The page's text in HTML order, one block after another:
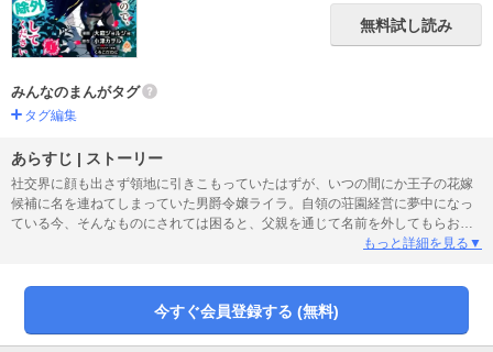
無料試し読み
みんなのまんがタグ
タグ編集
あらすじ | ストーリー
社交界に顔も出さず領地に引きこもっていたはずが、いつの間にか王子の花嫁
候補に名を連ねてしまっていた男爵令嬢ライラ。自領の荘園経営に夢中になっ
ている今、そんなものにされては困ると、父親を通じて名前を外してもらおう
とするが失敗。それどころか正体不明の花嫁候補を見極めるために、検分役の
満喫していきたいライラは、王子の花嫁候補から除外してもらうため頑張るの
だが……長靴と麦わら帽子を愛する地味男爵令嬢が、恋を振りきるつもりが振
り回される王道恋愛物語。【合本版限定 キャラデザ公開！】※本作品は『荘園
経営に夢中なので、花嫁候補からは除外してください』第1巻～6巻を収録した
もっと詳細を見る▼
今すぐ会員登録する (無料)